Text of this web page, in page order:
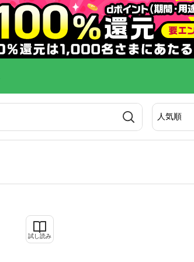
試し読み